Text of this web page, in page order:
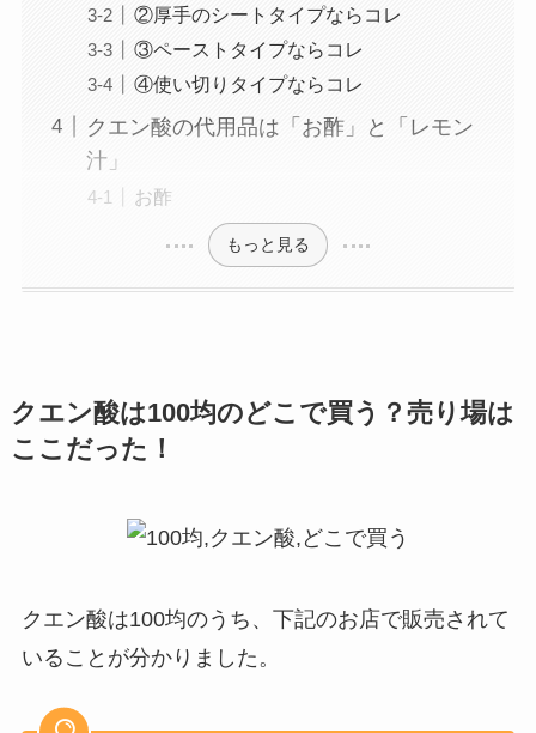
②厚手のシートタイプならコレ
③ペーストタイプならコレ
④使い切りタイプならコレ
クエン酸の代用品は「お酢」と「レモン
汁」
お酢
もっと見る
クエン酸は100均のどこで買う？売り場は
ここだった！
クエン酸は100均のうち、下記のお店で販売されて
いることが分かりました。